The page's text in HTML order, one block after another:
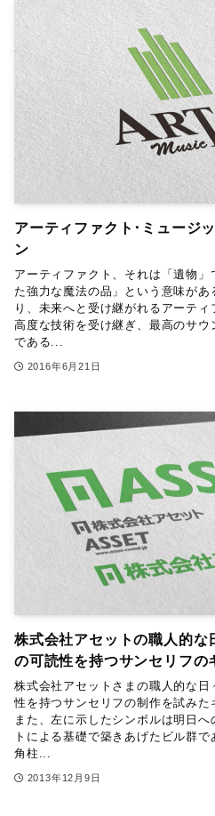
アーティファクト･ミュージ
ン
アーティファクト、それは「遺物
た強力な魔法の品」という意味が
り、未来へと受け継がれるアーテ
高度な技術を受け継ぎ、最高のサ
である...
2016年6月21日
株式会社アセットの職人的な
の可読性を持つサンセリフの
株式会社アセットさまの職人的な
性を持つサンセリフの制作を試みた
また、左に示したシンボルは明日
トによる基礎で築きあげたビル群
角柱...
2013年12月9日